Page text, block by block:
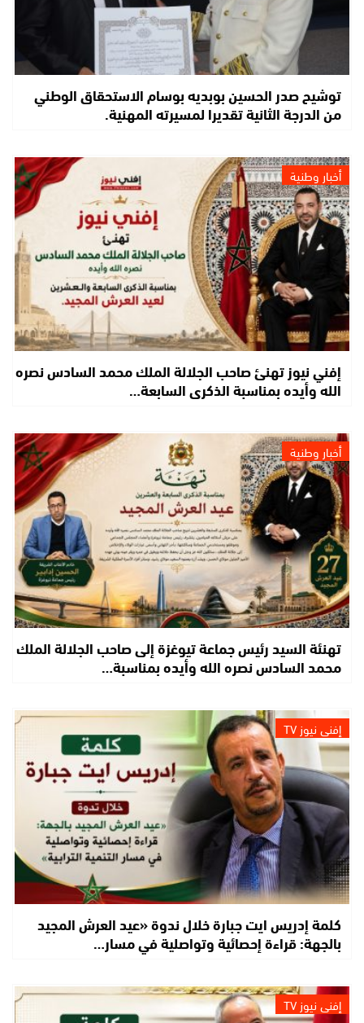
توشيح صدر الحسين بوبديه بوسام الاستحقاق الوطني
من الدرجة الثانية تقديرا لمسيرته المهنية.
أخبار وطنية
إفني نيوز تهنئ صاحب الجلالة الملك محمد السادس نصره
الله وأيده بمناسبة الذكرى السابعة…
أخبار وطنية
تهنئة السيد رئيس جماعة تيوغزة إلى صاحب الجلالة الملك
محمد السادس نصره الله وأيده بمناسبة…
إفني نيوز TV
كلمة إدريس ايت جبارة خلال ندوة «عيد العرش المجيد
بالجهة: قراءة إحصائية وتواصلية في مسار…
إفني نيوز TV